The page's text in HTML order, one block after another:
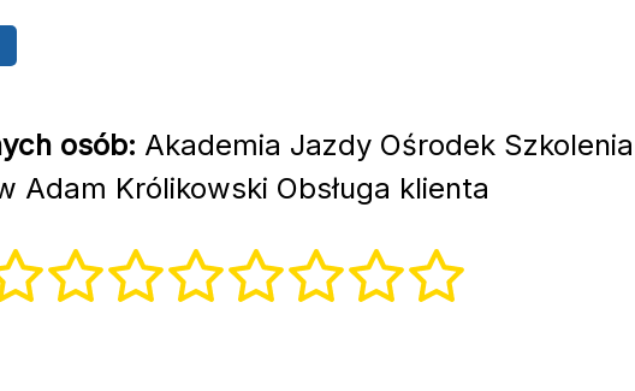
osób: Akademia Jazdy Ośrodek Szkolenia
Adam Królikowski Obsługa klienta